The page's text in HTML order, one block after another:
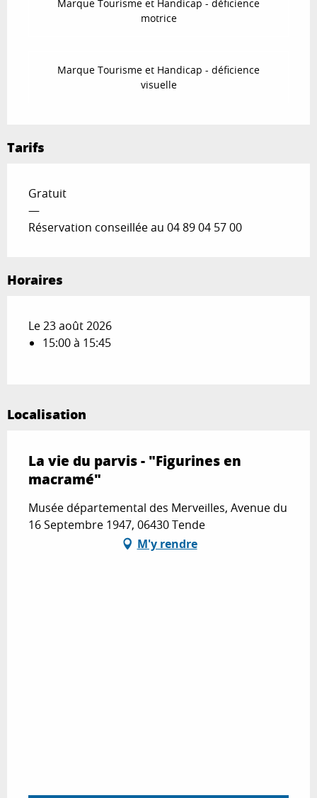
Marque Tourisme et Handicap - déficience
motrice
Marque Tourisme et Handicap - déficience
visuelle
Tarifs
Gratuit
—
Réservation conseillée au 04 89 04 57 00
Horaires
Le 23 août 2026
15:00 à 15:45
Localisation
La vie du parvis - "Figurines en
macramé"
Musée départemental des Merveilles, Avenue du
16 Septembre 1947, 06430 Tende
M'y rendre